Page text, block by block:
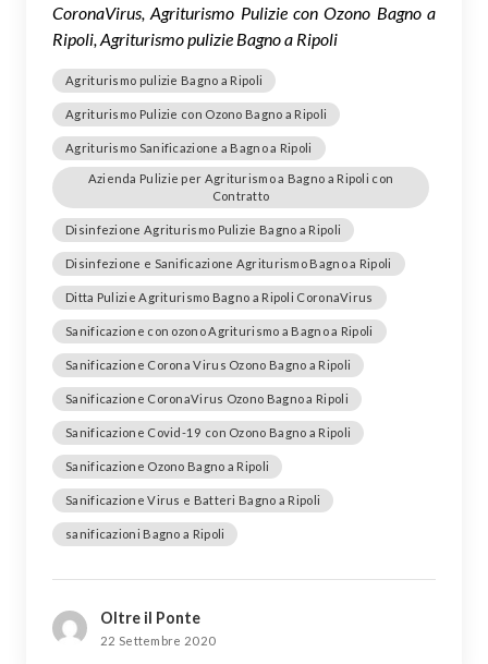
CoronaVirus, Agriturismo Pulizie con Ozono Bagno a
Ripoli, Agriturismo pulizie Bagno a Ripoli
Agriturismo pulizie Bagno a Ripoli
Agriturismo Pulizie con Ozono Bagno a Ripoli
Agriturismo Sanificazione a Bagno a Ripoli
Azienda Pulizie per Agriturismo a Bagno a Ripoli con
Contratto
Disinfezione Agriturismo Pulizie Bagno a Ripoli
Disinfezione e Sanificazione Agriturismo Bagno a Ripoli
Ditta Pulizie Agriturismo Bagno a Ripoli CoronaVirus
Sanificazione con ozono Agriturismo a Bagno a Ripoli
Sanificazione Corona Virus Ozono Bagno a Ripoli
Sanificazione CoronaVirus Ozono Bagno a Ripoli
Sanificazione Covid-19 con Ozono Bagno a Ripoli
Sanificazione Ozono Bagno a Ripoli
Sanificazione Virus e Batteri Bagno a Ripoli
sanificazioni Bagno a Ripoli
Oltre il Ponte
22 Settembre 2020